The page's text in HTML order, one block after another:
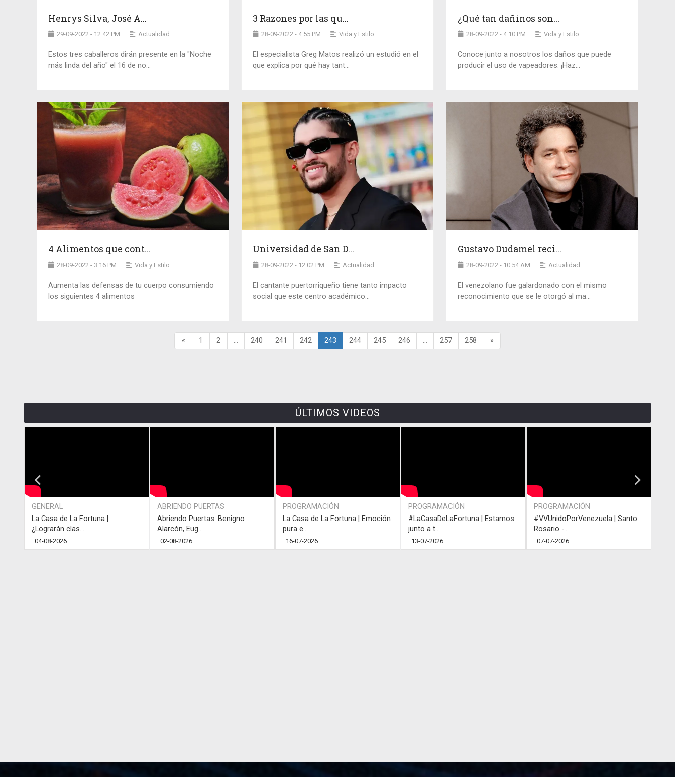
Henrys Silva, José A...
29-09-2022 - 12:42 PM Actualidad
Estos tres caballeros dirán presente en la "Noche
más linda del año" el 16 de no...
3 Razones por las qu...
28-09-2022 - 4:55 PM Vida y Estilo
El especialista Greg Matos realizó un estudió en el
que explica por qué hay tant...
¿Qué tan dañinos son...
28-09-2022 - 4:10 PM Vida y Estilo
Conoce junto a nosotros los daños que puede
producir el uso de vapeadores. ¡Haz...
4 Alimentos que cont...
28-09-2022 - 3:16 PM Vida y Estilo
Aumenta las defensas de tu cuerpo consumiendo
los siguientes 4 alimentos
Universidad de San D...
28-09-2022 - 12:02 PM Actualidad
El cantante puertorriqueño tiene tanto impacto
social que este centro académico...
Gustavo Dudamel reci...
28-09-2022 - 10:54 AM Actualidad
El venezolano fue galardonado con el mismo
reconocimiento que se le otorgó al ma...
« 1 2 ... 240 241 242 243 244 245 246 ... 257 258 »
ÚLTIMOS VIDEOS
GENERAL
La Casa de La Fortuna |
¿Lograrán clas...
04-08-2026
ABRIENDO PUERTAS
Abriendo Puertas: Benigno
Alarcón, Eug...
02-08-2026
PROGRAMACIÓN
La Casa de La Fortuna | Emoción
pura e...
16-07-2026
PROGRAMACIÓN
#LaCasaDeLaFortuna | Estamos
junto a t...
13-07-2026
PROGRAMACIÓN
#VVUnidoPorVenezuela | Santo
Rosario -...
07-07-2026